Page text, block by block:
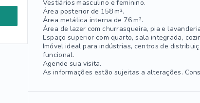
Vestiários masculino e feminino.
Área posterior de 158 m².
Área metálica interna de 76 m².
Área de lazer com churrasqueira, pia e
Espaço superior com quarto, sala integrada,
Imóvel ideal para indústrias, centros de
funcional.
Agende sua visita.
As informações estão sujeitas a alterações.